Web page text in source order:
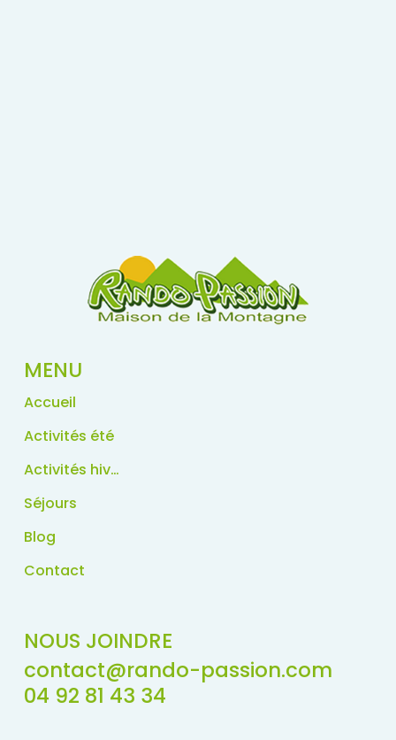
MENU
Accueil
Activités été
Activités hiver
Séjours
Blog
Contact
NOUS JOINDRE
contact@rando-passion.com
04 92 81 43 34